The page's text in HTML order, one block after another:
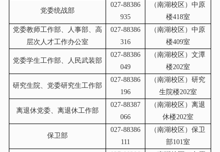
党委统战部
027-88386
935
（南湖校区）中原
楼418室
党委教师工作部、人事部、高
层次人才工作办公室
027-88386
316
（南湖校区）中原
楼409室
党委学生工作部、人民武装部
027-88386
049
（南湖校区）文潭
楼202室
研究生院、党委研究生工作部
027-88386
196
（南湖校区）研究
生院楼202室
离退休党委、离退休工作部
027-88387
066
（南湖校区）离退
休楼202室
保卫部
027-88386
111
（南湖校区）保卫
部101室